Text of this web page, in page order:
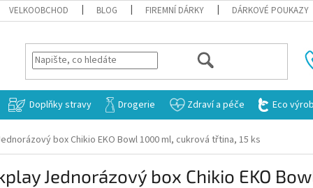
VELKOOBCHOD BLOG FIREMNÍ DÁRKY DÁRKOVÉ POUKAZY
HLEDAT
Doplňky stravy Drogerie Zdraví a péče Eco
box Chikio EKO Bowl 1000 ml, cukrová třtina, 15 ks
Jednorázový box Chikio EKO